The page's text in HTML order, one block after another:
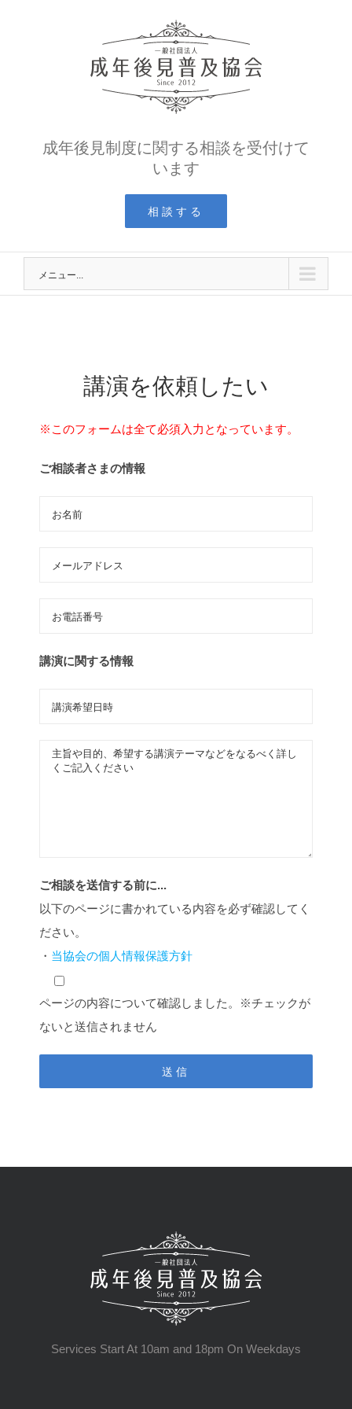
成年後見制度に関する相談を受付けて
います
相談する
メニュー...
講演を依頼したい
※このフォームは全て必須入力となっています。
ご相談者さまの情報
講演に関する情報
ご相談を送信する前に...
以下のページに書かれている内容を必ず確認してく
ださい。
・ 当協会の個人情報保護方針
ページの内容について確認しました。※チェックが
ないと送信されません
Services Start At 10am and 18pm On Weekdays